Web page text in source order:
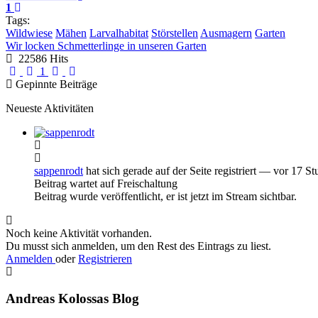
1
Tags:
Wildwiese Mähen Larvalhabitat Störstellen Ausmagern Garten
Wir locken Schmetterlinge in unseren Garten
22586 Hits
First Page
Previous Page
1 Next Page
Gepinnte Beiträge
Neueste Aktivitäten
sappenrodt hat sich gerade auf der Seite registriert — vor 17
Beitrag wartet auf Freischaltung
Beitrag wurde veröffentlicht, er ist jetzt im Stream sichtbar.
Noch keine Aktivität vorhanden.
Du musst sich anmelden, um den Rest des Eintrags zu liest.
Anmelden oderRegistrieren
Andreas Kolossas Blog